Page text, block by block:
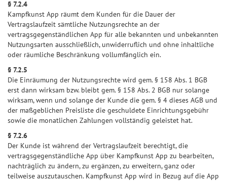
§ 7.2.4
Kampfkunst App räumt dem Kunden für die Dauer der
Vertragslaufzeit sämtliche Nutzungsrechte an der
vertragsgegenständlichen App für alle bekannten und unbekannten
Nutzungsarten ausschließlich, unwiderruflich und ohne inhaltliche
oder räumliche Beschränkung vollumfänglich ein.
§ 7.2.5
Die Einräumung der Nutzungsrechte wird gem. § 158 Abs. 1 BGB
erst dann wirksam bzw. bleibt gem. § 158 Abs. 2 BGB nur solange
wirksam, wenn und solange der Kunde die gem. § 4 dieses AGB und
der maßgeblichen Preisliste die geschuldete Einrichtungsgebühr
sowie die monatlichen Zahlungen vollständig geleistet hat.
§ 7.2.6
Der Kunde ist während der Vertragslaufzeit berechtigt, die
vertragsgegenständliche App über Kampfkunst App zu bearbeiten,
nachträglich zu ändern, zu ergänzen, zu erweitern, ganz oder
teilweise auszutauschen. Kampfkunst App wird in Bezug auf die App